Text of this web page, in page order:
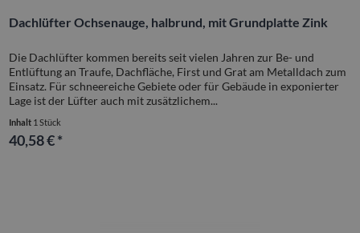
Dachlüfter Ochsenauge, halbrund, mit Grundplatte Zink
Die Dachlüfter kommen bereits seit vielen Jahren zur Be- und
Entlüftung an Traufe, Dachfläche, First und Grat am Metalldach zum
Einsatz. Für schneereiche Gebiete oder für Gebäude in exponierter
Lage ist der Lüfter auch mit zusätzlichem...
Inhalt 1 Stück
40,58 € *